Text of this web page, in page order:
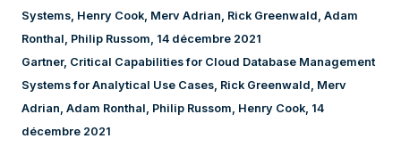
Systems, Henry Cook, Merv Adrian, Rick Greenwald, Adam
Ronthal, Philip Russom, 14 décembre 2021
Gartner, Critical Capabilities for Cloud Database Management
Systems for Analytical Use Cases, Rick Greenwald, Merv
Adrian, Adam Ronthal, Philip Russom, Henry Cook, 14
décembre 2021